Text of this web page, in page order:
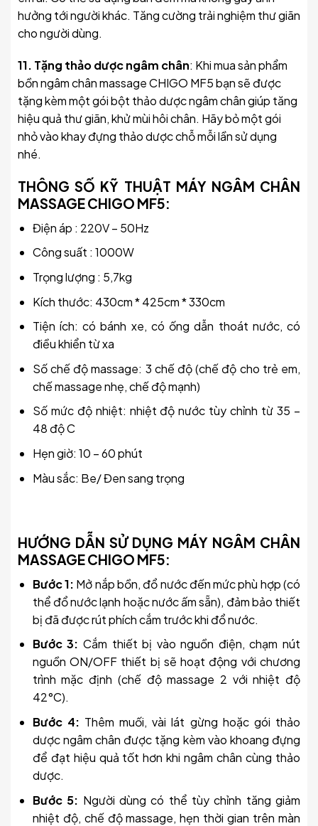
hưởng tới người khác. Tăng cường trải nghiệm thư giãn
cho người dùng.
11. Tặng thảo dược ngâm chân: Khi mua sản phẩm
bồn ngâm chân massage CHIGO MF5 bạn sẽ được
tặng kèm một gói bột thảo dược ngâm chân giúp tăng
hiệu quả thư giãn, khử mùi hôi chân. Hãy bỏ một gói
nhỏ vào khay đựng thảo dược chỗ mỗi lần sử dụng
nhé.
THÔNG SỐ KỸ THUẬT MÁY NGÂM CHÂN
MASSAGE CHIGO MF5:
Điện áp : 220V – 50Hz
Công suất : 1000W
Trọng lượng : 5,7kg
Kích thước: 430cm * 425cm * 330cm
Tiện ích: có bánh xe, có ống dẫn thoát nước, có
điều khiển từ xa
Số chế độ massage: 3 chế độ (chế độ cho trẻ em,
chế massage nhẹ, chế độ mạnh)
Số mức độ nhiệt: nhiệt độ nước tùy chỉnh từ 35 –
48 độ C
Hẹn giờ: 10 – 60 phút
Màu sắc: Be/ Đen sang trọng
HƯỚNG DẪN SỬ DỤNG MÁY NGÂM CHÂN
MASSAGE CHIGO MF5:
Bước 1: Mở nắp bồn, đổ nước đến mức phù hợp (có
thể đổ nước lạnh hoặc nước ấm sẵn), đảm bảo thiết
bị đã được rút phích cắm trước khi đổ nước.
Bước 3: Cắm thiết bị vào nguồn điện, chạm nút
nguồn ON/OFF thiết bị sẽ hoạt động với chương
trình mặc định (chế độ massage 2 với nhiệt độ
42°C).
Bước 4: Thêm muối, vài lát gừng hoặc gói thảo
dược ngâm chân được tặng kèm vào khoang đựng
để đạt hiệu quả tốt hơn khi ngâm chân cùng thảo
dược.
Bước 5: Người dùng có thể tùy chỉnh tăng giảm
nhiệt độ, chế độ massage, hẹn thời gian trên màn